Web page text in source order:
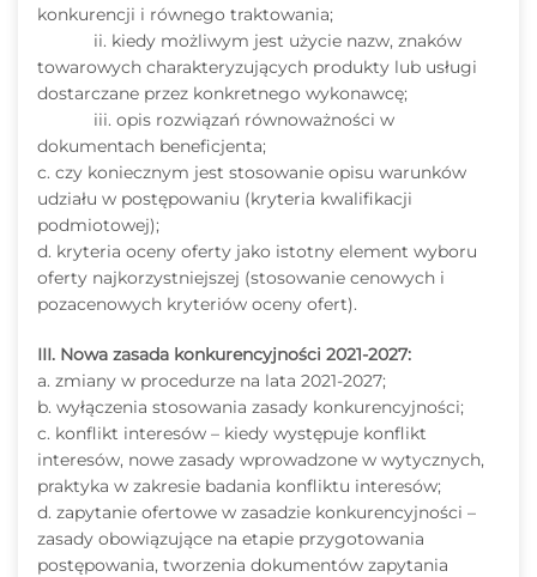
konkurencji i równego traktowania;
ii. kiedy możliwym jest użycie nazw, znaków
towarowych charakteryzujących produkty lub usługi
dostarczane przez konkretnego wykonawcę;
iii. opis rozwiązań równoważności w
dokumentach beneficjenta;
c. czy koniecznym jest stosowanie opisu warunków
udziału w postępowaniu (kryteria kwalifikacji
podmiotowej);
d. kryteria oceny oferty jako istotny element wyboru
oferty najkorzystniejszej (stosowanie cenowych i
pozacenowych kryteriów oceny ofert).
III. Nowa zasada konkurencyjności 2021-2027:
a. zmiany w procedurze na lata 2021-2027;
b. wyłączenia stosowania zasady konkurencyjności;
c. konflikt interesów – kiedy występuje konflikt
interesów, nowe zasady wprowadzone w wytycznych,
praktyka w zakresie badania konfliktu interesów;
d. zapytanie ofertowe w zasadzie konkurencyjności –
zasady obowiązujące na etapie przygotowania
postępowania, tworzenia dokumentów zapytania